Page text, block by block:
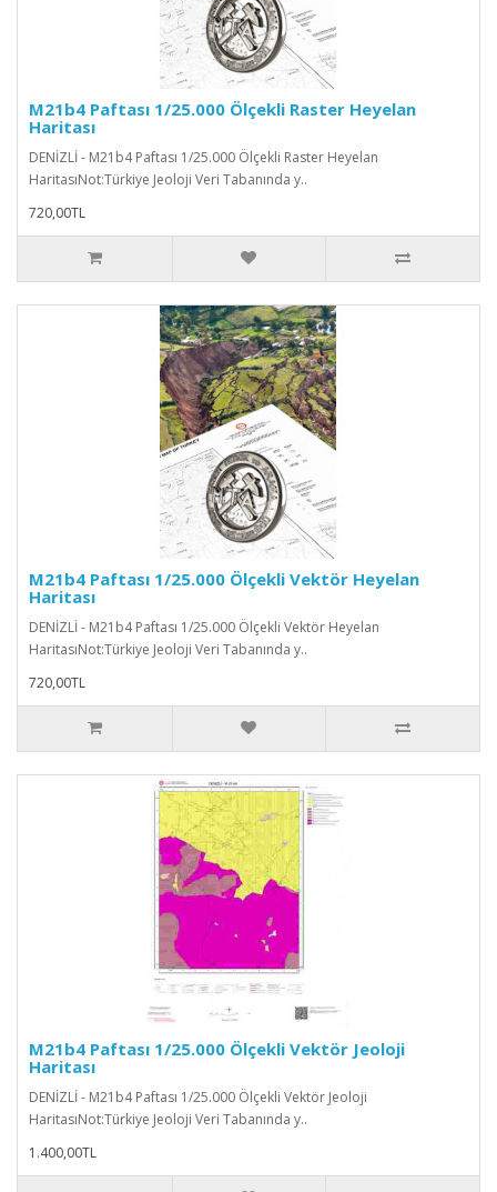
M21b4 Paftası 1/25.000 Ölçekli Raster Heyelan
Haritası
DENİZLİ - M21b4 Paftası 1/25.000 Ölçekli Raster Heyelan
HaritasıNot:Türkiye Jeoloji Veri Tabanında y..
720,00TL
M21b4 Paftası 1/25.000 Ölçekli Vektör Heyelan
Haritası
DENİZLİ - M21b4 Paftası 1/25.000 Ölçekli Vektör Heyelan
HaritasıNot:Türkiye Jeoloji Veri Tabanında y..
720,00TL
M21b4 Paftası 1/25.000 Ölçekli Vektör Jeoloji
Haritası
DENİZLİ - M21b4 Paftası 1/25.000 Ölçekli Vektör Jeoloji
HaritasıNot:Türkiye Jeoloji Veri Tabanında y..
1.400,00TL